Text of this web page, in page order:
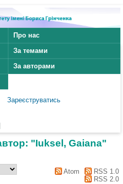
Про нас
За темами
За авторами
Зареєструватись
"Iuksel, Gaiana"
Atom
RSS 1.0
RSS 2.0